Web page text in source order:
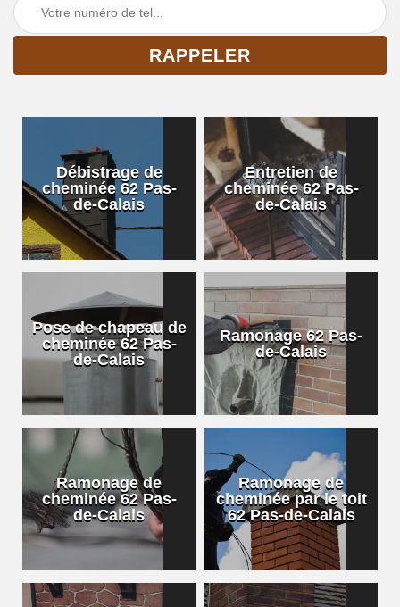
Débistrage de
cheminée 62 Pas-
de-Calais
Entretien de
cheminée 62 Pas-
de-Calais
Pose de chapeau de
cheminée 62 Pas-
de-Calais
Ramonage 62 Pas-
de-Calais
Ramonage de
cheminée 62 Pas-
de-Calais
Ramonage de
cheminée par le toit
62 Pas-de-Calais